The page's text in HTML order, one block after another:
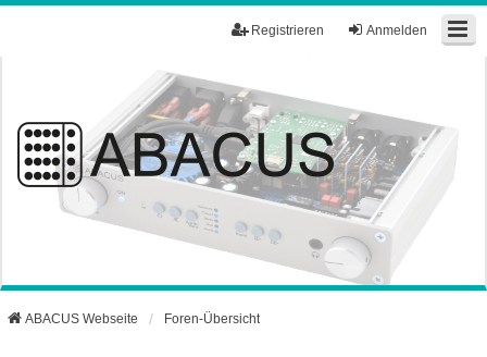
Anmelden
Registrieren
ABACUS Webseite Foren-Übersicht